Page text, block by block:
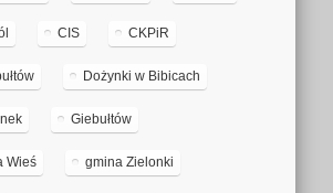
CIS CKPiR
Dożynki w Bibicach
Giebułtów
Wieś gmina Zielonki